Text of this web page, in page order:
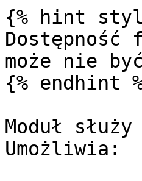
{% hint
może nie
{% endhint
Moduł
Umożliwia: